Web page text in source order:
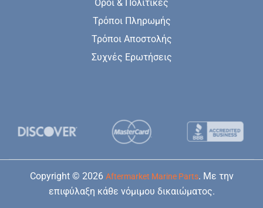
Όροι & Πολιτικές
Τρόποι Πληρωμής
Τρόποι Αποστολής
Συχνές Ερωτήσεις
Copyright © 2026 Aftermarket Marine Parts. Με την
επιφύλαξη κάθε νόμιμου δικαιώματος.